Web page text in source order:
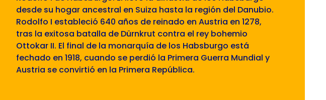
desde su hogar ancestral en Suiza hasta la región del Danubio.
Rodolfo I estableció 640 años de reinado en Austria en 1278,
tras la exitosa batalla de Dürnkrut contra el rey bohemio
Ottokar II. El final de la monarquía de los Habsburgo está
fechado en 1918, cuando se perdió la Primera Guerra Mundial y
Austria se convirtió en la Primera República.